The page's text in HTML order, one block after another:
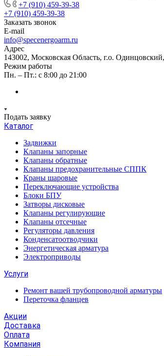
+7 (910) 459-39-38
+7 (910) 459-39-38
Заказать звонок
E-mail
info@specenergoarm.ru
Адрес
143002, Московская Область, г.о.
Режим работы
Пн. – Пт.: с 8:00 до 21:00
Подать заявку
Каталог
Задвижки
Клапаны запорные
Клапаны обратные
Клапаны предохранительные СППК
Краны шаровые
Переключающие устройства
Блоки БПУ
Затворы дисковые
Клапаны регулирующие
Клапаны отсечные
Регуляторы давления
Конденсатоотводчики
Энергетическая арматура
Электроприводы
Услуги
Ремонт вашей трубопроводной арматуры
Переточка фланцев
Акции
Доставка
Оплата
Компания